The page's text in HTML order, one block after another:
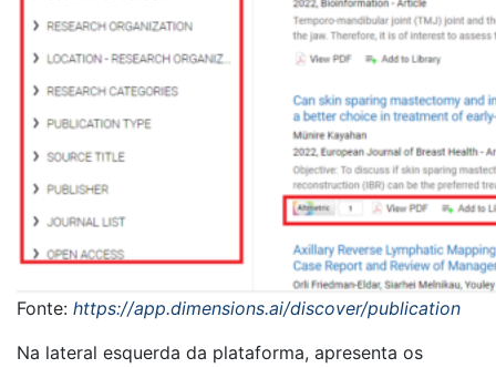
Fonte: https://app.dimensions.ai/discover/publication
Na lateral esquerda da plataforma, apresenta os